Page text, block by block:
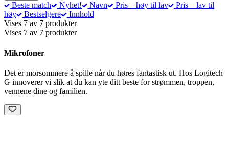
Beste match Nyhet! Navn Pris – høy til lav
Pris – lav til
høy
Bestselgere
Innhold
Vises 7 av 7 produkter
Vises 7 av 7 produkter
Mikrofoner
Det er morsommere å spille når du høres fantastisk ut. Hos Logitech
G innoverer vi slik at du kan yte ditt beste for strømmen, troppen,
vennene dine og familien.